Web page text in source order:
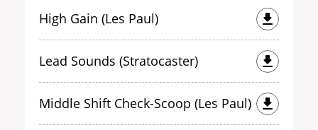
High Gain (Les Paul)
Lead Sounds (Stratocaster)
Middle Shift Check-Scoop (Les Paul)